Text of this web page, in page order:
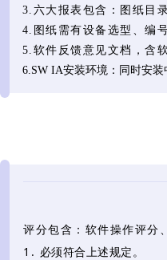
3.六大报表包含：图纸目
4.图纸需有设备选型、编
5.软件反馈意见文档，含
6.SW IA安装环境：同时安装
评分包含：软件操作评分
1. 必须符合上述规定。